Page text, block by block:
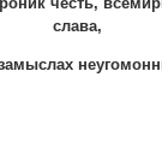
слава,